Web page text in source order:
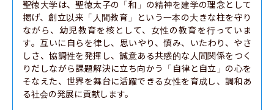
聖徳大学は、聖徳太子の「和」の精神を建学の理念として
掲げ、創立以来「人間教育」という一本の大きな柱を守り
ながら、幼児教育を核として、女性の教育を行っていま
す。互いに自らを律し、思いやり、慎み、いたわり、やさ
しさ、協調性を発揮し、誠意ある共感的な人間関係をつく
りだしながら課題解決に立ち向かう「自律と自立」の心を
そなえた、世界を舞台に活躍できる女性を育成し、調和あ
る社会の発展に貢献します。